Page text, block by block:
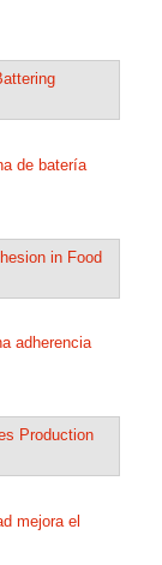
de batería
adherencia
mejora el